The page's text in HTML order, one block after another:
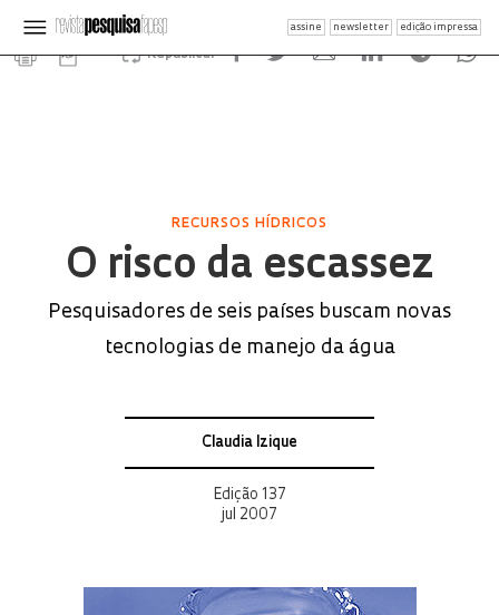
assine newsletter edição impressa
Republicar
RECURSOS HÍDRICOS
O risco da escassez
Pesquisadores de seis países buscam novas
tecnologias de manejo da água
Claudia Izique
Edição 137
jul 2007